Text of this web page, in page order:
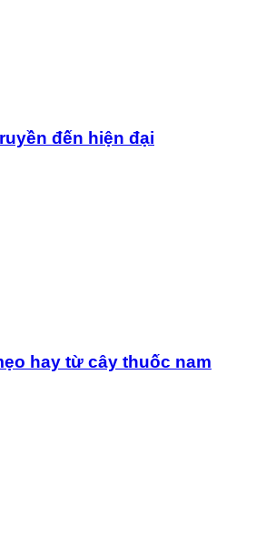
đến hiện đại
hay từ cây thuốc nam